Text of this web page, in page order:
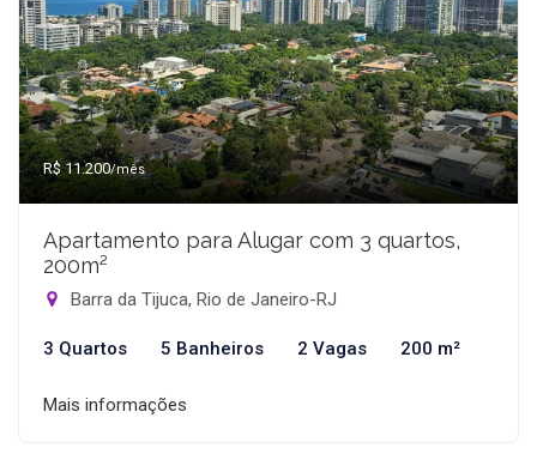
R$ 11.200/mês
Apartamento para Alugar com 3 quartos,
200m²
Barra da Tijuca, Rio de Janeiro-RJ
3 Quartos 5 Banheiros 2 Vagas 200 m²
Mais informações